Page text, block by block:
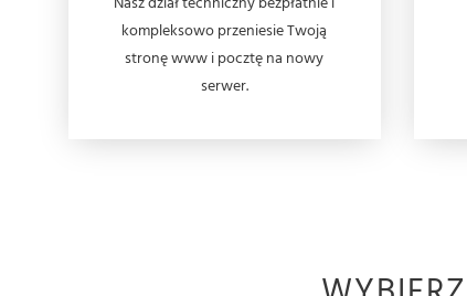
kompleksowo przeniesie Twoją
stronę www i pocztę na nowy
serwer.